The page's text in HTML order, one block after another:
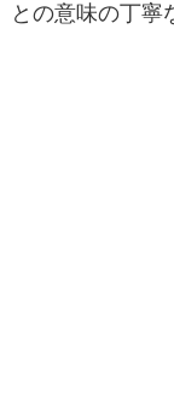
との意味の丁寧